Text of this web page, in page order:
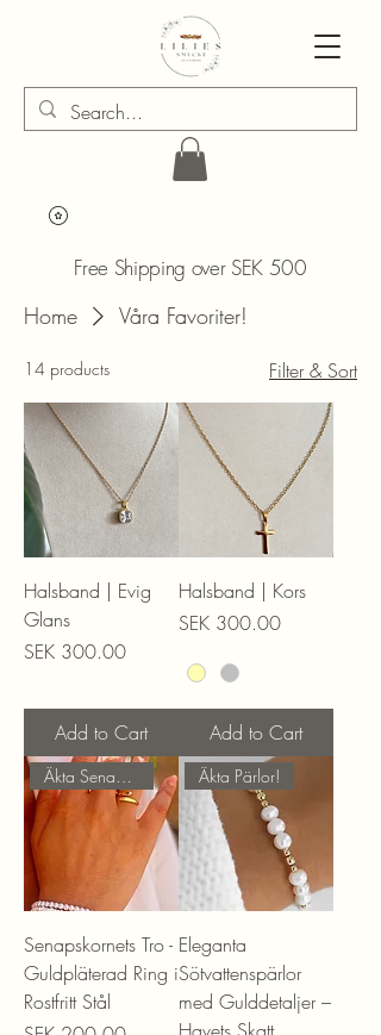
Free Shipping over SEK 500
Home Våra Favoriter!
14 products Filter & Sort
Halsband | Evig
Glans
Price
SEK 300.00
Add to Cart
Halsband | Kors
Price
SEK 300.00
Add to Cart
Äkta Senapskorn!
Senapskornets Tro -
Guldpläterad Ring i
Rostfritt Stål
Äkta Pärlor!
Eleganta
Sötvattenspärlor
med Gulddetaljer –